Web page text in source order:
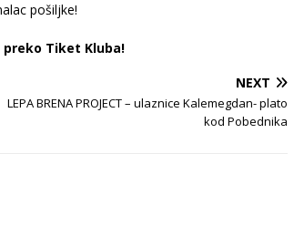
pošiljke!
Tiket Kluba!
NEXT
LEPA BRENA PROJECT – ulaznice Kalemegdan- plato
kod Pobednika